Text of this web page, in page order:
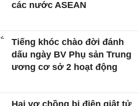
các nước ASEAN
Tiếng khóc chào đời đánh
dấu ngày BV Phụ sản Trung
ương cơ sở 2 hoạt động
Hai vợ chồng bị điện giật tử